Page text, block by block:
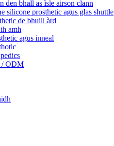
den bhall as ìsle airson clann
silicone prosthetic agus glas shuttle
de bhuill àrd
amh
agus inneal
/ ODM